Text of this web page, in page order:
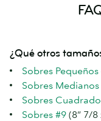
¿Qué otros
Sobres Pequeños
Sobres Medianos
Sobres
Sobres #9 (8” 7/8